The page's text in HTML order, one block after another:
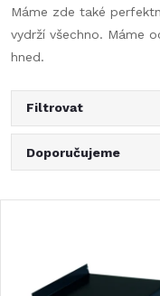
Máme zde také
vydrží všechno. Máme
hned.
Filtrovat
Ř
a
Doporučujeme
Nejprodávanější